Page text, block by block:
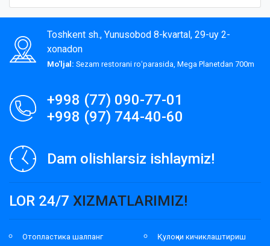
Toshkent sh., Yunusobod 8-kvartal, 29-uy 2-
xonadon
Mo'ljal: Sezam restorani roʻparasida, Mega Planetdan 700m
+998 (77) 090-77-01
+998 (97) 744-40-60
Dam olishlarsiz ishlaymiz!
LOR 24/7 XIZMATLARIMIZ!
Отопластика шалпанг Қулоқни кичиклаштириш